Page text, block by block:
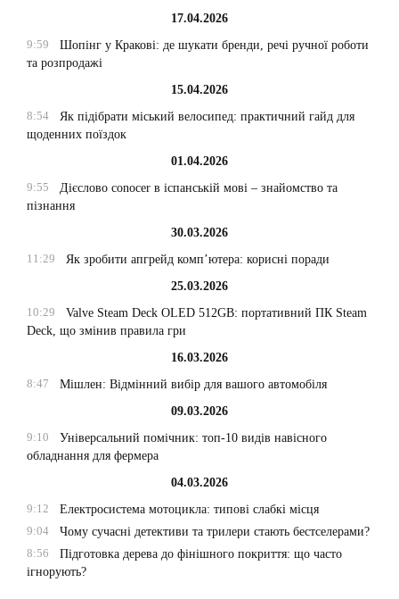
17.04.2026
9:59
Шопінг у Кракові: де шукати бренди, речі ручної роботи
та розпродажі
15.04.2026
8:54
Як підібрати міський велосипед: практичний гайд для
щоденних поїздок
01.04.2026
9:55
Дієслово conocer в іспанській мові – знайомство та
пізнання
30.03.2026
11:29
Як зробити апгрейд комп’ютера: корисні поради
25.03.2026
10:29
Valve Steam Deck OLED 512GB: портативний ПК Steam
Deck, що змінив правила гри
16.03.2026
8:47
Мішлен: Відмінний вибір для вашого автомобіля
09.03.2026
9:10
Універсальний помічник: топ-10 видів навісного
обладнання для фермера
04.03.2026
9:12
Електросистема мотоцикла: типові слабкі місця
9:04
Чому сучасні детективи та трилери стають бестселерами?
8:56
Підготовка дерева до фінішного покриття: що часто
ігнорують?